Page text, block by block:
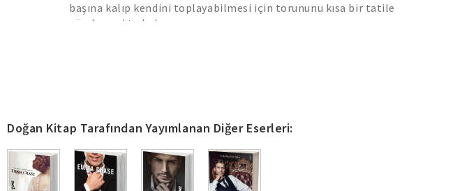
başına kalıp kendini toplayabilmesi için torununu kısa bir tatile
göndermekte bulur.
Prens tarafından seçilmek için çırpınan yirmi genç, güzel, asil
Oysa Henry’nin hesaba katmadığı biri vardır:Sarah Mirabelle Zinnia
Von Titebottum
Doğan Kitap Tarafından Yayımlanan Diğer Eserleri: